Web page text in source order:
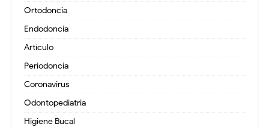
Ortodoncia
Endodoncia
Artículo
Periodoncia
Coronavirus
Odontopediatria
Higiene Bucal